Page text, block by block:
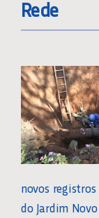
Rede
novos
do Jardim